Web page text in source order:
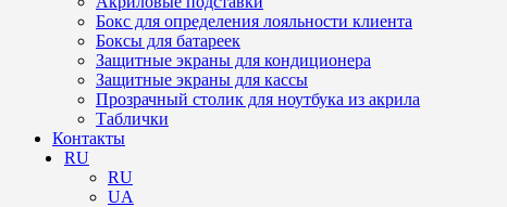
Бокс для определения лояльности клиента
Боксы для батареек
Защитные экраны для кондиционера
Защитные экраны для кассы
Прозрачный столик для ноутбука из акрила
Таблички
Контакты
RU
RU
UA